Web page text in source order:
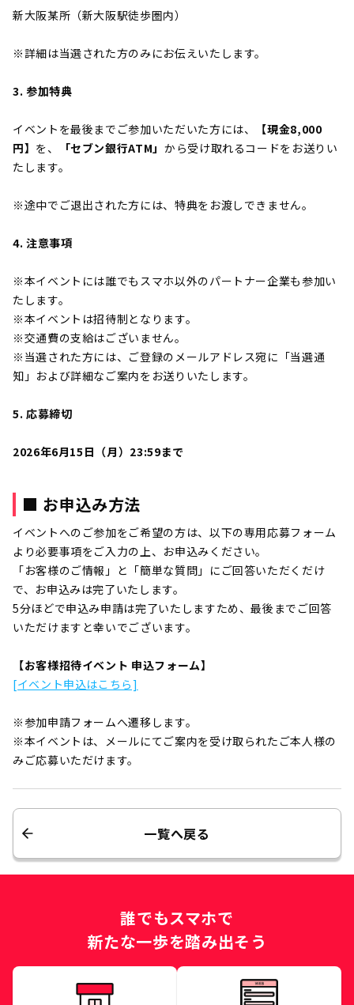
新大阪某所（新大阪駅徒歩圏内）
※詳細は当選された方のみにお伝えいたします。
3. 参加特典
イベントを最後までご参加いただいた方には、
【現金8,000
円】 を、 「セブン銀行ATM」 から受け取れるコードをお送りい
たします。
※途中でご退出された方には、特典をお渡しできません。
4. 注意事項
※本イベントには誰でもスマホ以外のパートナー企業も参加い
たします。
※本イベントは招待制となります。
※交通費の支給はございません。
※当選された方には、ご登録のメールアドレス宛に「当選通
知」および詳細なご案内をお送りいたします。
5. 応募締切
2026年6月15日（月）23:59まで
■ お申込み方法
イベントへのご参加をご希望の方は、以下の専用応募フォーム
より必要事項をご入力の上、お申込みください。
「お客様のご情報」と「簡単な質問」にご回答いただくだけ
で、お申込みは完了いたします。
5分ほどで申込み申請は完了いたしますため、最後までご回答
いただけますと幸いでございます。
【お客様招待イベント 申込フォーム】
[イベント申込はこちら]
※参加申請フォームへ遷移します。
※本イベントは、メールにてご案内を受け取られたご本人様の
みご応募いただけます。
一覧へ戻る
誰でもスマホで
新たな一歩を踏み出そう